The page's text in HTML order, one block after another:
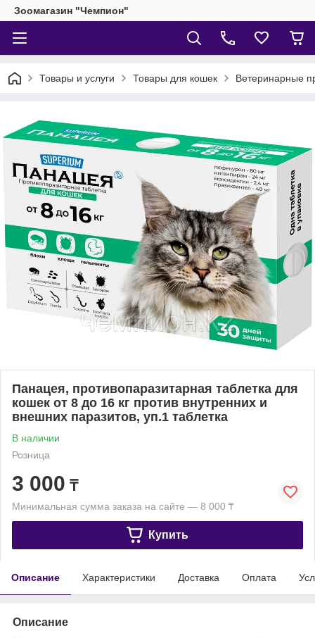
Зоомагазин "Чемпион"
Товары и услуги Товары для кошек Ветеринарные
Панацея, противопаразитарная таблетка для
кошек от 8 до 16 кг против внутренних и
внешних паразитов, уп.1 таблетка
В наличии
Розница
3 000 ₸
Минимальная сумма заказа на сайте — 8 000 ₸
Купить
Описание Характеристики Доставка Оплата
Описание